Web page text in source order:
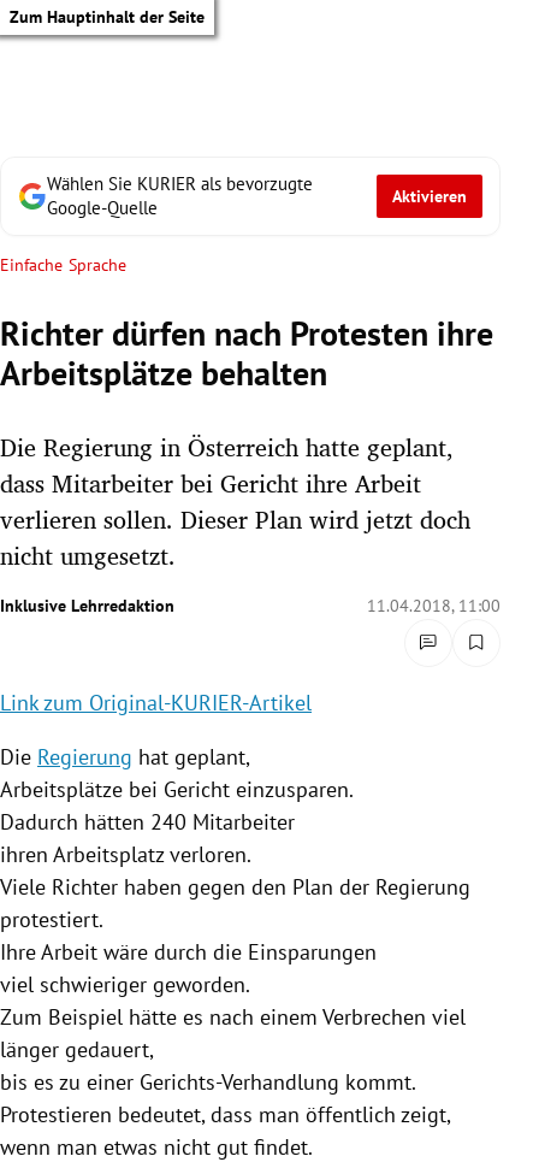
Zum Hauptinhalt der Seite
Untermenü
Untermenü
Untermenü
Untermenü
Untermenü
Untermenü
Wählen Sie KURIER als bevorzugte
Google-Quelle
Aktivieren
Einfache Sprache
Richter dürfen nach Protesten ihre
Arbeitsplätze behalten
Die Regierung in Österreich hatte geplant,
dass Mitarbeiter bei Gericht ihre Arbeit
verlieren sollen. Dieser Plan wird jetzt doch
nicht umgesetzt.
Inklusive Lehrredaktion 11.04.2018, 11:00
Link zum Original-KURIER-Artikel
Die Regierung hat geplant,
Arbeitsplätze bei Gericht einzusparen.
Dadurch hätten 240 Mitarbeiter
ihren Arbeitsplatzverloren.
Viele Richter haben gegen den Plan der Regierung
protestiert.
Ihre Arbeit wäre durch die Einsparungen
viel schwieriger geworden.
Zum Beispiel hätte es nach einem Verbrechen viel
länger gedauert,
bis es zu einer Gerichts-Verhandlung kommt.
Protestieren bedeutet, dass man öffentlich zeigt,
wenn man etwas nicht gut findet.